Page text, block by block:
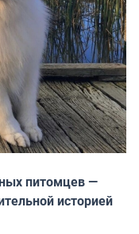
питомцев —
историей